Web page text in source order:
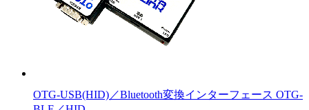
OTG-USB(HID)／Bluetooth変換インターフェース OTG-